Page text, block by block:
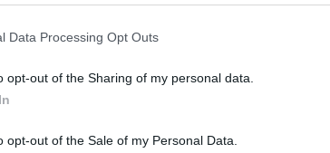
Data Processing Opt Outs
opt-out of the Sharing of my personal data.
opt-out of the Sale of my Personal Data.
και στο OnAlert, η Γαλλία βρίσκεται
πυρός των φρεγατών κλάσης «Amiral
FDI κλάσης «ΚΙΜΩΝ» .